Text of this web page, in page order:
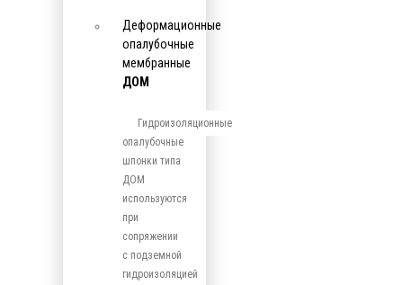
Деформационные
опалубочные
мембранные
ДОМ
Гидроизоляционные
опалубочные
шпонки типа
ДОМ
используются
при
сопряжении
с подземной
гидроизоляцией